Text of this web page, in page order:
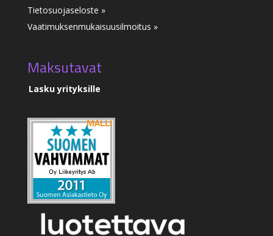
Tietosuojaseloste »
Vaatimuksenmukaisuusilmoitus »
Maksutavat
Lasku yrityksille